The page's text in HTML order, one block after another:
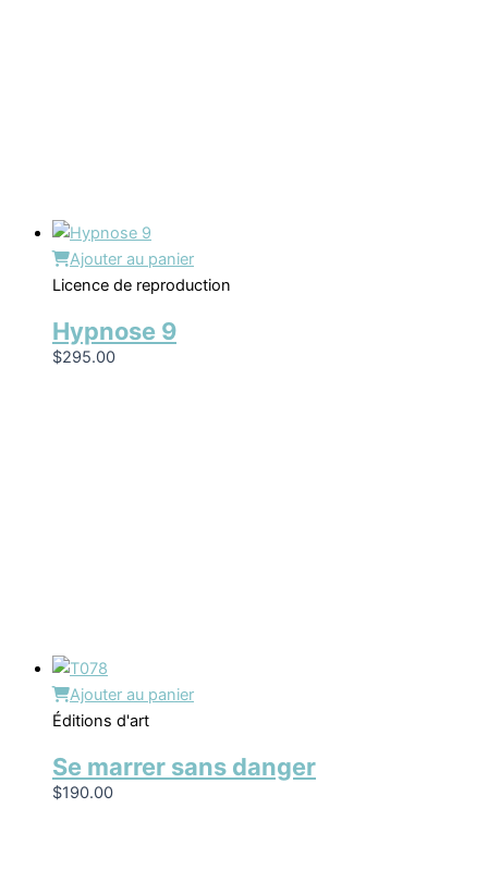
Ajouter au panier
Licence de reproduction
Hypnose 9
$295.00
Ajouter au panier
Éditions d'art
Se marrer sans danger
$190.00